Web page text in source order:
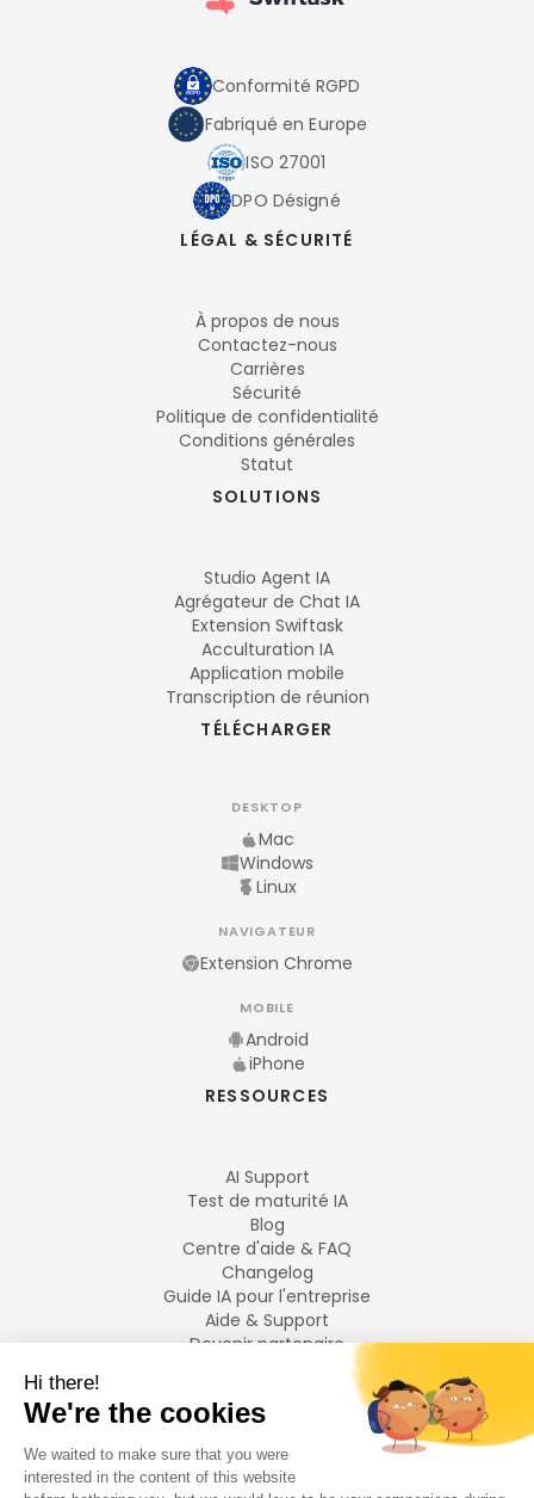
Conformité RGPD
Fabriqué en Europe
ISO 27001
DPO Désigné
LÉGAL & SÉCURITÉ
À propos de nous
Contactez-nous
Carrières
Sécurité
Politique de confidentialité
Conditions générales
Statut
SOLUTIONS
Studio Agent IA
Agrégateur de Chat IA
Extension Swiftask
Acculturation IA
Application mobile
Transcription de réunion
TÉLÉCHARGER
DESKTOP
Mac
Windows
Linux
NAVIGATEUR
Extension Chrome
MOBILE
Android
iPhone
RESSOURCES
AI Support
Test de maturité IA
Blog
Centre d'aide & FAQ
Changelog
Guide IA pour l'entreprise
Aide & Support
Devenir partenaire
LANGUES
Français